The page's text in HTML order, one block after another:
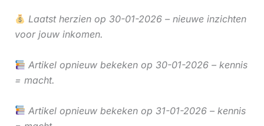
Laatst herzien op 30-01-2026 – nieuwe inzichten
voor jouw inkomen.
Artikel opnieuw bekeken op 30-01-2026 – kennis
= macht.
Artikel opnieuw bekeken op 31-01-2026 – kennis